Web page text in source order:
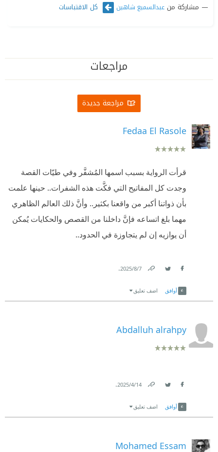
مشاركة من عبدالسميع شاهين كل الاقتباسات
مراجعات
مراجعة جديدة
Fedaa El Rasole
قرأت الرواية بسبب اسمها المُشفَّر وفي طيّات القصة
وجدت كل المفاتيح التي فكَّت هذه الشفرات.. حينها علمت
بأن ذواتنا أكبر من واقعنا بكثير.. وأنَّ ذلك العالم الظاهري
مهما بلغ اتساعه فإنَّ داخلنا من القصص والحكايات يُمكن
أن يوازيه إن لم يتجاوزة في الحدود..
7‏/8‏/2025
.
أوافق اضف تعليق
Abdalluh alrahpy
14‏/4‏/2025
.
أوافق اضف تعليق
Mohamed Essam